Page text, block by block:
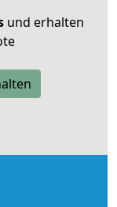
und erhalten